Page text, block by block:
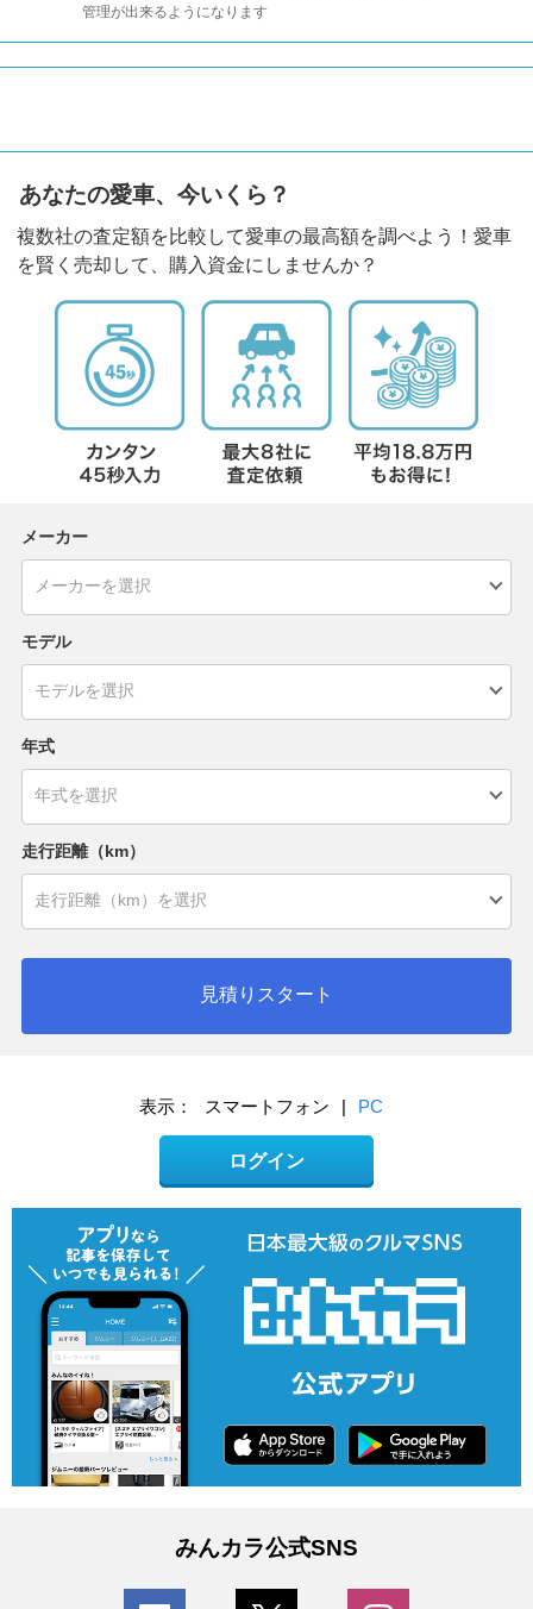
管理が出来るようになります
あなたの愛車、今いくら？
複数社の査定額を比較して愛車の最高額を調べよう！愛車
を賢く売却して、購入資金にしませんか？
メーカー
モデル
年式
走行距離（km）
見積りスタート
表示： スマートフォン | PC
ログイン
みんカラ公式SNS